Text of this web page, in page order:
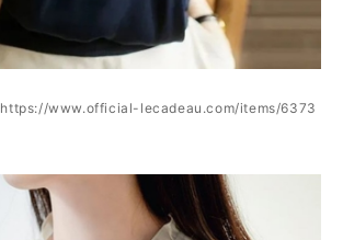
https://www.official-lecadeau.com/items/6373